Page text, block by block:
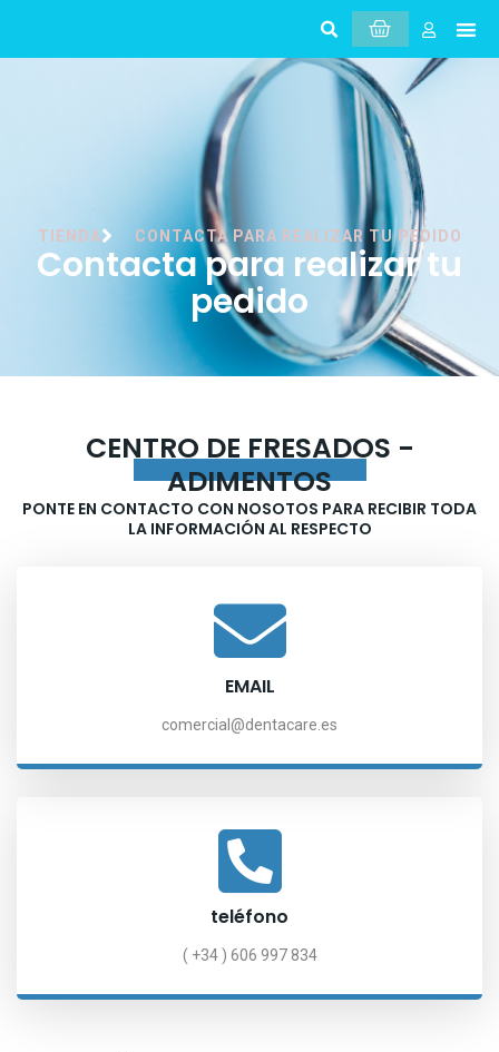
TIENDA CONTACTA PARA REALIZAR TU PEDIDO
Contacta para realizar tu
pedido
CENTRO DE FRESADOS -
ADIMENTOS
PONTE EN CONTACTO CON NOSOTOS PARA RECIBIR TODA
LA INFORMACIÓN AL RESPECTO
EMAIL
comercial@dentacare.es
teléfono
( +34 ) 606 997 834